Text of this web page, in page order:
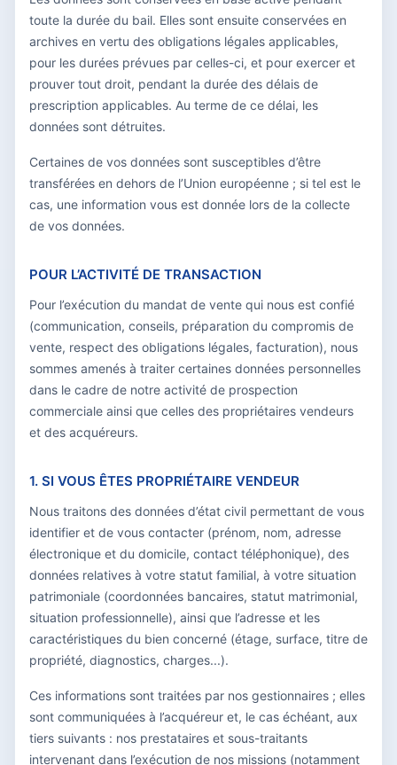
toute la durée du bail. Elles sont ensuite conservées en
archives en vertu des obligations légales applicables,
pour les durées prévues par celles-ci, et pour exercer et
prouver tout droit, pendant la durée des délais de
prescription applicables. Au terme de ce délai, les
données sont détruites.
Certaines de vos données sont susceptibles d’être
transférées en dehors de l’Union européenne ; si tel est le
cas, une information vous est donnée lors de la collecte
de vos données.
POUR L’ACTIVITÉ DE TRANSACTION
Pour l’exécution du mandat de vente qui nous est confié
(communication, conseils, préparation du compromis de
vente, respect des obligations légales, facturation), nous
sommes amenés à traiter certaines données personnelles
dans le cadre de notre activité de prospection
commerciale ainsi que celles des propriétaires vendeurs
et des acquéreurs.
1. SI VOUS ÊTES PROPRIÉTAIRE VENDEUR
Nous traitons des données d’état civil permettant de vous
identifier et de vous contacter (prénom, nom, adresse
électronique et du domicile, contact téléphonique), des
données relatives à votre statut familial, à votre situation
patrimoniale (coordonnées bancaires, statut matrimonial,
situation professionnelle), ainsi que l’adresse et les
caractéristiques du bien concerné (étage, surface, titre de
propriété, diagnostics, charges...).
Ces informations sont traitées par nos gestionnaires ; elles
sont communiquées à l’acquéreur et, le cas échéant, aux
tiers suivants : nos prestataires et sous-traitants
intervenant dans l’exécution de nos missions (notamment